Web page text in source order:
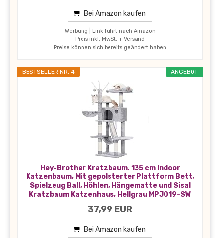
Bei Amazon kaufen
Werbung | Link führt nach Amazon
Preis inkl. MwSt. + Versand
Preise können sich bereits geändert haben
ANGEBOT
BESTSELLER NR. 4
Hey-Brother Kratzbaum, 135 cm Indoor
Katzenbaum, Mit gepolsterter Plattform Bett,
Spielzeug Ball, Höhlen, Hängematte und Sisal
Kratzbaum Katzenhaus, Hellgrau MPJ019-SW
37,99 EUR
Bei Amazon kaufen